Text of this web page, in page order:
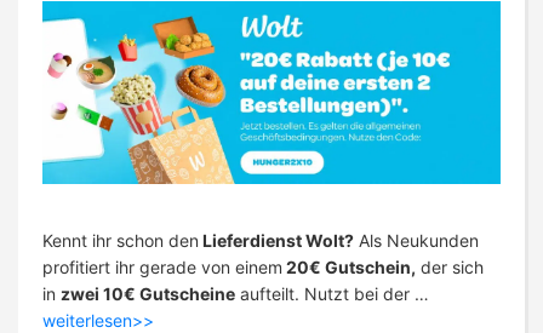
Kennt ihr schon den Lieferdienst Wolt? Als Neukunden
profitiert ihr gerade von einem 20€ Gutschein, der sich
in zwei 10€ Gutscheine aufteilt. Nutzt bei der …
weiterlesen>>